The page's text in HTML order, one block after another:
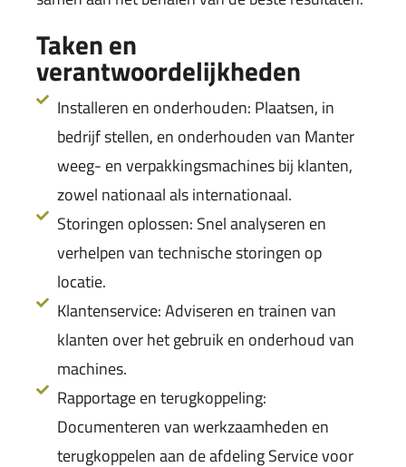
Taken en
verantwoordelijkheden
Installeren en onderhouden: Plaatsen, in
bedrijf stellen, en onderhouden van Manter
weeg- en verpakkingsmachines bij klanten,
zowel nationaal als internationaal.
Storingen oplossen: Snel analyseren en
verhelpen van technische storingen op
locatie.
Klantenservice: Adviseren en trainen van
klanten over het gebruik en onderhoud van
machines.
Rapportage en terugkoppeling:
Documenteren van werkzaamheden en
terugkoppelen aan de afdeling Service voor